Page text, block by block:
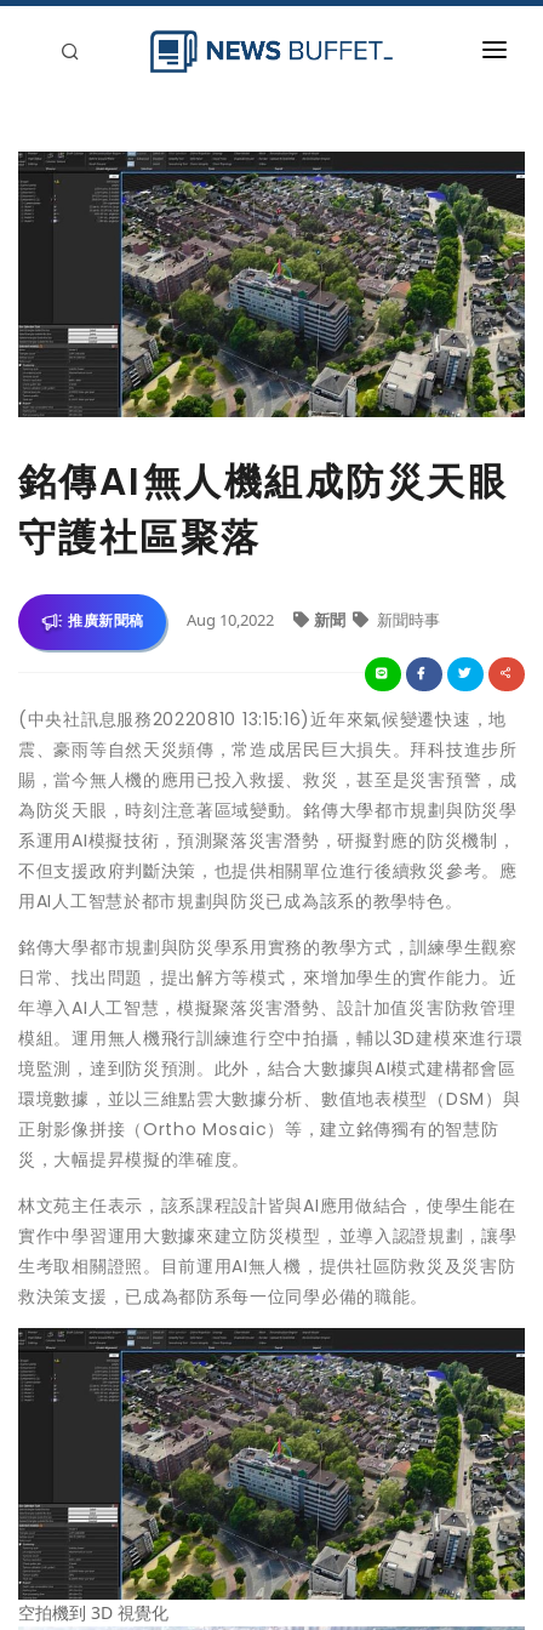
新聞稿分類
登入
銘傳AI無人機組成防災天眼
守護社區聚落
推廣新聞稿 Aug 10,2022 新聞 新聞時事
(中央社訊息服務20220810 13:15:16)近年來氣候變遷快速，地
震、豪雨等自然天災頻傳，常造成居民巨大損失。拜科技進步所
賜，當今無人機的應用已投入救援、救災，甚至是災害預警，成
為防災天眼，時刻注意著區域變動。銘傳大學都市規劃與防災學
系運用AI模擬技術，預測聚落災害潛勢，研擬對應的防災機制，
不但支援政府判斷決策，也提供相關單位進行後續救災參考。應
用AI人工智慧於都市規劃與防災已成為該系的教學特色。
銘傳大學都市規劃與防災學系用實務的教學方式，訓練學生觀察
日常、找出問題，提出解方等模式，來增加學生的實作能力。近
年導入AI人工智慧，模擬聚落災害潛勢、設計加值災害防救管理
模組。運用無人機飛行訓練進行空中拍攝，輔以3D建模來進行環
境監測，達到防災預測。此外，結合大數據與AI模式建構都會區
環境數據，並以三維點雲大數據分析、數值地表模型（DSM）與
正射影像拼接（Ortho Mosaic）等，建立銘傳獨有的智慧防
災，大幅提昇模擬的準確度。
林文苑主任表示，該系課程設計皆與AI應用做結合，使學生能在
實作中學習運用大數據來建立防災模型，並導入認證規劃，讓學
生考取相關證照。目前運用AI無人機，提供社區防救災及災害防
救決策支援，已成為都防系每一位同學必備的職能。
空拍機到 3D 視覺化